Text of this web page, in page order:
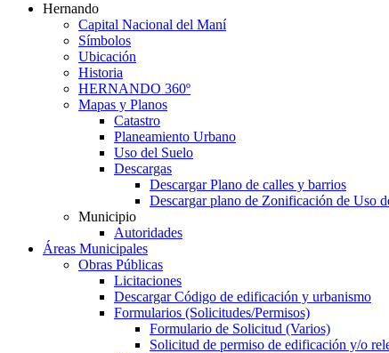
Hernando
Capital Nacional del Maní
Símbolos
Ubicación
Historia
HERNANDO 360º
Mapas y Planos
Catastro
Planeamiento Urbano
Uso del Suelo
Descargas
Descargar Plano de calles y barrios
Descargar plano de Zonificación de Uso
Municipio
Autoridades
Áreas Municipales
Obras Públicas
Licitaciones
Descargar Código de edificación y urbanismo
Formularios (Solicitudes/Permisos)
Formulario de Solicitud (Varios)
Solicitud de permiso de edificación y/o